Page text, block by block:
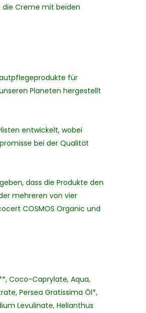
die Creme mit beiden
für
Planeten hergestellt
entwickelt, wobei
bei der Qualität
dass die Produkte den
mehreren von vier
COSMOS Organic und
Coco-Caprylate, Aqua,
Persea Gratissima Öl*,
Levulinate, Helianthus